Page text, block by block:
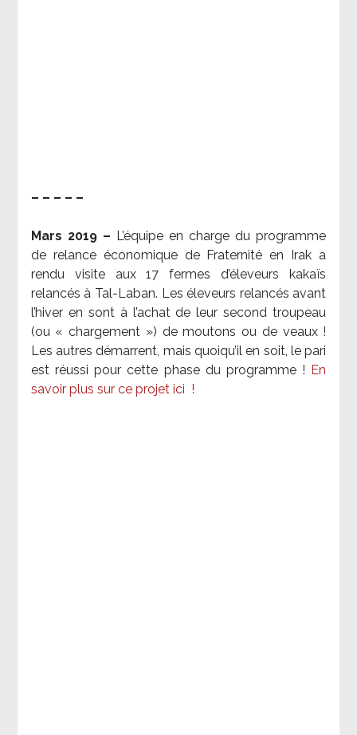
– – – – –
Mars 2019 – L’équipe en charge du programme
de relance économique de Fraternité en Irak a
rendu visite aux 17 fermes d’éleveurs kakaïs
relancés à Tal-Laban. Les éleveurs relancés avant
l’hiver en sont à l’achat de leur second troupeau
(ou « chargement ») de moutons ou de veaux !
Les autres démarrent, mais quoiqu’il en soit, le pari
est réussi pour cette phase du programme ! En
savoir plus sur ce projet ici !